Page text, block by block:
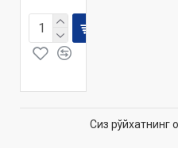
Сиз рўйхатнинг